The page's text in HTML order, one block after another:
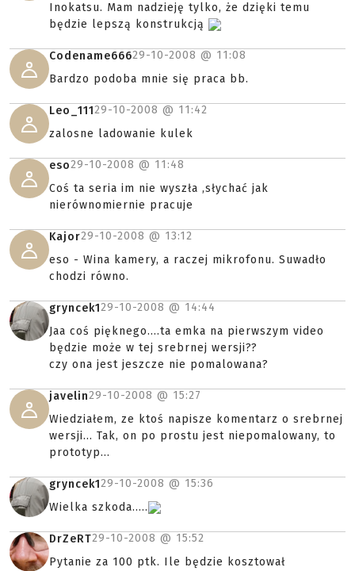
Inokatsu. Mam nadzieję tylko, że dzięki temu
będzie lepszą konstrukcją
Codename66629-10-2008 @ 11:08
Bardzo podoba mnie się praca bb.
Leo_11129-10-2008 @ 11:42
zalosne ladowanie kulek
eso29-10-2008 @ 11:48
Coś ta seria im nie wyszła ,słychać jak
nierównomiernie pracuje
Kajor29-10-2008 @ 13:12
eso - Wina kamery, a raczej mikrofonu. Suwadło
chodzi równo.
gryncek129-10-2008 @ 14:44
Jaa coś pięknego....ta emka na pierwszym video
będzie może w tej srebrnej wersji??
czy ona jest jeszcze nie pomalowana?
javelin29-10-2008 @ 15:27
Wiedziałem, ze ktoś napisze komentarz o srebrnej
wersji... Tak, on po prostu jest niepomalowany, to
prototyp...
gryncek129-10-2008 @ 15:36
Wielka szkoda.....
DrZeRT29-10-2008 @ 15:52
Pytanie za 100 ptk. Ile będzie kosztował